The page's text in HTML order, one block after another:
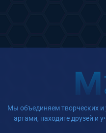
Мы объединяем творческих и
артами, находите друзей и